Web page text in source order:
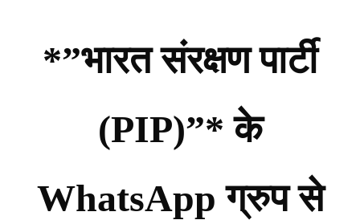
*”भारत संरक्षण पार्टी
(PIP)”* के
WhatsApp ग्रुप से